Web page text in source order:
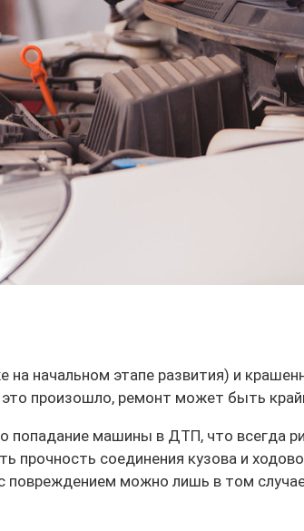
на начальном этапе развития) и
это произошло, ремонт может быть
машины в ДТП, что всегда
прочность соединения кузова и
повреждением можно лишь в том